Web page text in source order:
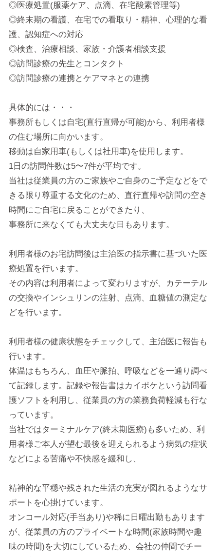
◎医療処置(服薬ケア、点滴、在宅酸素管理等)
◎終末期の看護、在宅での看取り・精神、心理的な看
護、認知症への対応
◎検査、治療相談、家族・介護者相談支援
◎訪問診療の先生とコンタクト
◎訪問診療の連携とケアマネとの連携
具体的には・・・
事務所もしくは自宅(直行直帰が可能)から、利用者様
の住む場所に向かいます。
移動は自家用車(もしくは社用車)を使用します。
1日の訪問件数は5〜7件が平均です。
当社は従業員の方のご家族やご自身のご予定などをで
きる限り尊重する文化のため、直行直帰や訪問の空き
時間にご自宅に戻ることができたり、
事務所に来なくても大丈夫な日もあります。
利用者様のお宅訪問後は主治医の指示書に基づいた医
療処置を行います。
その内容は利用者によって変わりますが、カテーテル
の交換やインシュリンの注射、点滴、血糖値の測定な
どを行います。
利用者様の健康状態をチェックして、主治医に報告も
行います。
体温はもちろん、血圧や脈拍、呼吸などを一通り調べ
て記録します。記録や報告書はカイポケという訪問看
護ソフトを利用し、従業員の方の業務負荷軽減も行な
っています。
当社ではターミナルケア(終末期医療)も多いため、利
用者様ご本人が望む最後を迎えられるよう病気の症状
などによる苦痛や不快感を緩和し、
精神的な平穏や残された生活の充実が図れるようなサ
ポートを心掛けています。
オンコール対応(手当あり)や稀に日曜出勤もあります
が、従業員の方のプライベートな時間(家族時間や趣
味の時間)を大切にしているため、会社の仲間でチー